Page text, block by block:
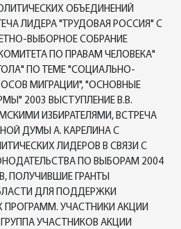
ОБЪЕДИНЕНИЙ
ЛИДЕРА "ТРУДОВАЯ РОССИЯ" С
ВЫБОРНОЕ СОБРАНИЕ
ПО ПРАВАМ ЧЕЛОВЕКА"
ПО ТЕМЕ "СОЦИАЛЬНО-
МИГРАЦИИ", "ОСНОВНЫЕ
2003 ВЫСТУПЛЕНИЕ В.В.
ИЗБИРАТЕЛЯМИ, ВСТРЕЧА
ДУМЫ А. КАРЕЛИНА С
ЛИДЕРОВ В СВЯЗИ С
ПО ВЫБОРАМ 2004
ПОЛУЧИВШИЕ ГРАНТЫ
ДЛЯ ПОДДЕРЖКИ
УЧАСТНИКИ АКЦИИ
УЧАСТНИКОВ АКЦИИ